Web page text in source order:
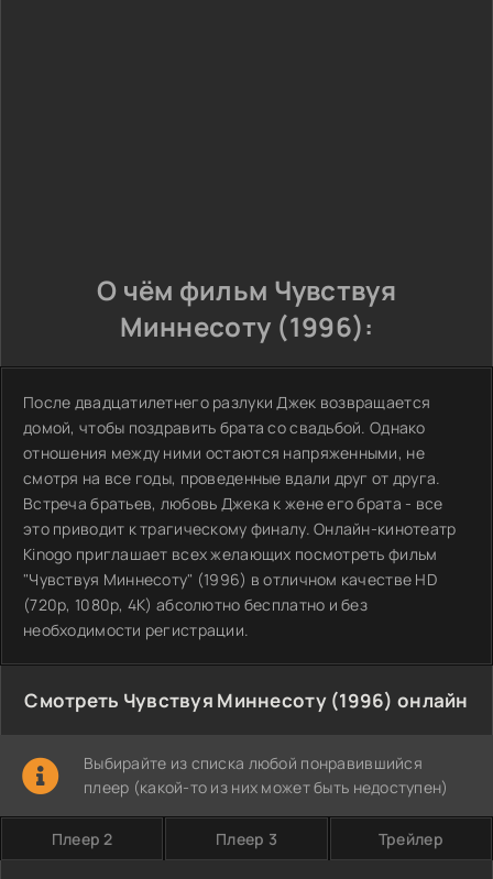
О чём фильм Чувствуя
Миннесоту (1996):
После двадцатилетнего разлуки Джек возвращается
домой, чтобы поздравить брата со свадьбой. Однако
отношения между ними остаются напряженными, не
смотря на все годы, проведенные вдали друг от друга.
Встреча братьев, любовь Джека к жене его брата - все
это приводит к трагическому финалу. Онлайн-кинотеатр
Kinogo приглашает всех желающих посмотреть фильм
"Чувствуя Миннесоту" (1996) в отличном качестве HD
(720p, 1080p, 4K) абсолютно бесплатно и без
необходимости регистрации.
Смотреть Чувствуя Миннесоту (1996) онлайн
Выбирайте из списка любой понравившийся
плеер (какой-то из них может быть недоступен)
Плеер 2 Плеер 3 Трейлер